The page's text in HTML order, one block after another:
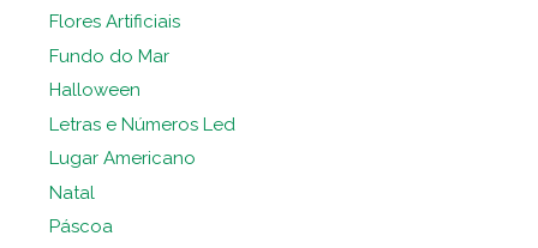
Flores Artificiais
Fundo do Mar
Halloween
Letras e Números Led
Lugar Americano
Natal
Páscoa